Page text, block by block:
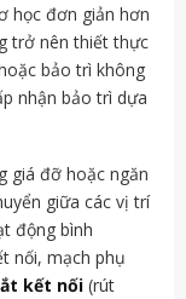
học đơn giản hơn
trở nên thiết thực
bảo trì không
nhận bảo trì dựa
giá đỡ hoặc ngăn
giữa các vị trí
động bình
nối, mạch phụ
kết nối (rút